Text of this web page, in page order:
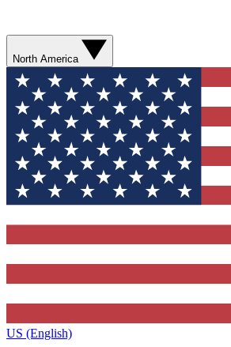
North America
US (English)